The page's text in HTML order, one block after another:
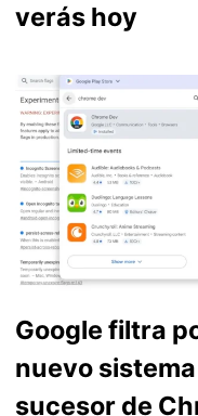
verás hoy
Google filtra
nuevo
sucesor de